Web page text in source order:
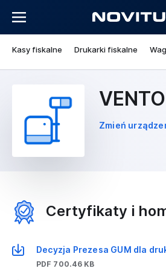
Kasy fiskalne Drukarki fiskalne
VENTO
Zmień
Certyfikaty i
Decyzja Prezesa GUM dla
PDF 700.46 KB